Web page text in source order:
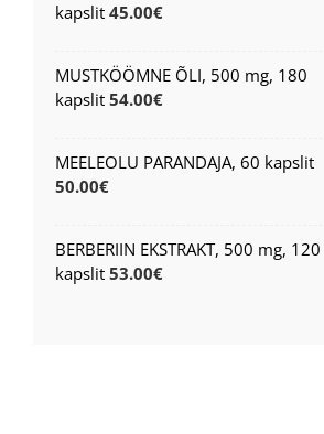
kapslit 45.00€
MUSTKÖÖMNE ÕLI, 500 mg, 180
kapslit 54.00€
MEELEOLU PARANDAJA, 60 kapslit
50.00€
BERBERIIN EKSTRAKT, 500 mg, 120
kapslit 53.00€